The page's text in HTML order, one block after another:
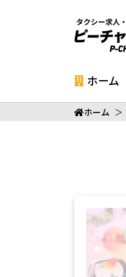
ホーム
ホーム ＞